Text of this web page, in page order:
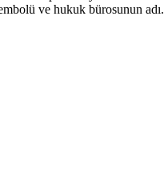
ve hukuk bürosunun adı.